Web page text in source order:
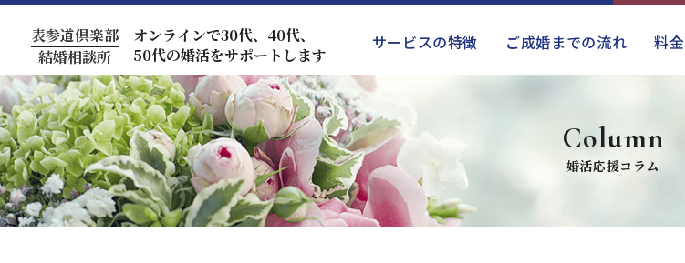
結婚相談所
表参道倶楽部
オンラインで30代、40代、
50代の婚活をサポートします
サービスの特徴 ご成婚までの流れ 料金
Column
婚活応援コラム